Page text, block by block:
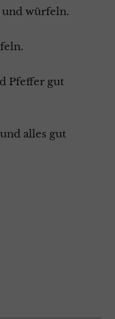
und würfeln.
Pfeffer gut
alles gut